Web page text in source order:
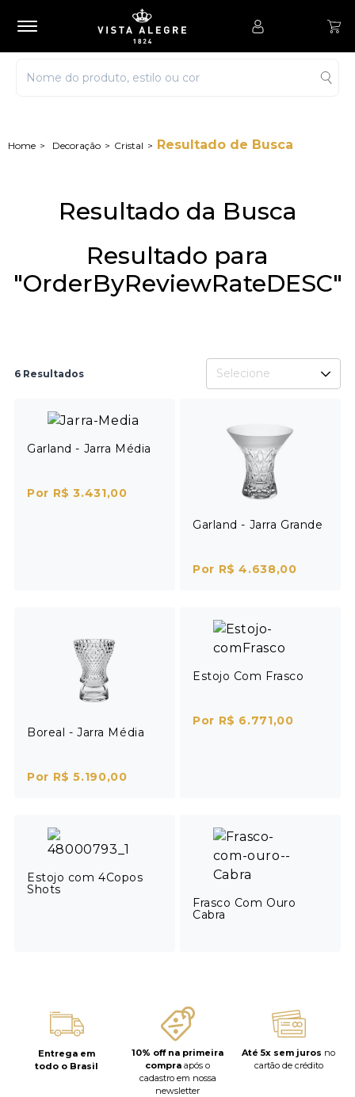
Decoração Cristal Resultado de Busca
Resultado da Busca
Resultado para
"OrderByReviewRateDESC"
6 Resultados Selecione
Garland - Jarra Média
Por R$ 3.431,00
Garland - Jarra Grande
Por R$ 4.638,00
Boreal - Jarra Média
Por R$ 5.190,00
Estojo Com Frasco
Por R$ 6.771,00
Estojo com 4Copos
Shots
Frasco Com Ouro
Cabra
Entrega em
todo o Brasil
10% off na primeira
compra após o
cadastro em nossa
newsletter
Até 5x sem juros no
cartão de crédito